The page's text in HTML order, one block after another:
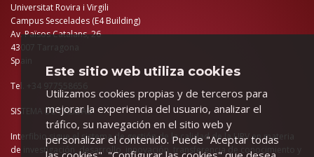
Universitat Rovira i Virgili
Campus Sescelades (E4 Building)
Av. Països Catalans, 26
43007 Tarragona
Spain
Tel. +34 977558656
SISTEMA DE CALIDAD
Interfibio sigue el sistema de gestión de la calidad de la URV en materia
de investigación, desarrollo, innovación, transferencia de conocimiento y
Este sitio web utiliza cookies
Utilizamos cookies propias y de terceros para
mejorar la experiencia del usuario, analizar el
tráfico, su navegación en el sitio web y
personalizar el contenido. Puede "Aceptar todas